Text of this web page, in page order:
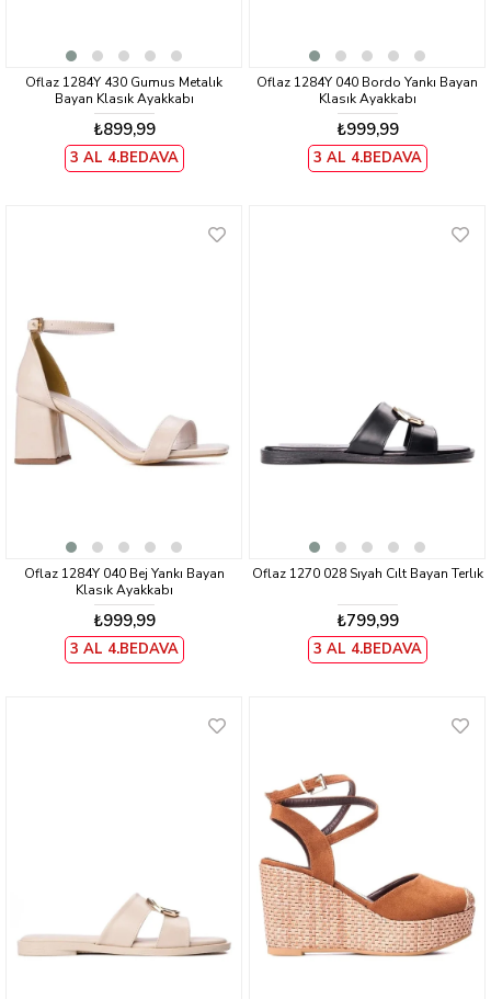
Oflaz 1284Y 430 Gumus Metalık
Bayan Klasık Ayakkabı
₺899,99
3 AL 4.BEDAVA
Oflaz 1284Y 040 Bordo Yankı Bayan
Klasık Ayakkabı
₺999,99
3 AL 4.BEDAVA
Oflaz 1284Y 040 Bej Yankı Bayan
Klasık Ayakkabı
₺999,99
3 AL 4.BEDAVA
Oflaz 1270 028 Sıyah Cılt Bayan Terlık
₺799,99
3 AL 4.BEDAVA